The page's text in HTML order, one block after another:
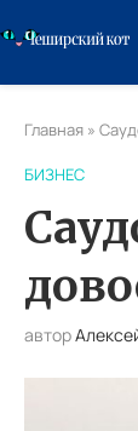
Главная »
БИЗНЕС
автор